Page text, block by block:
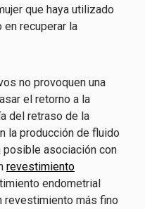
que haya utilizado
en recuperar la
no provoquen una
el retorno a la
del retraso de la
la producción de fluido
posible asociación con
revestimiento
endometrial
revestimiento más fino